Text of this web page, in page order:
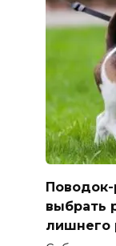
Поводок-
выбрать
лишнего